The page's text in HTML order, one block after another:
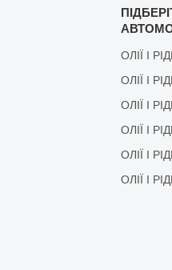
ОЛІЇ І
ОЛІЇ І
ОЛІЇ І
ОЛІЇ І
ОЛІЇ І
ОЛІЇ І